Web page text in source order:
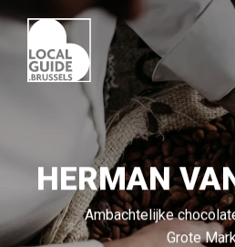
HERMAN
Ambachtelijke
Grote